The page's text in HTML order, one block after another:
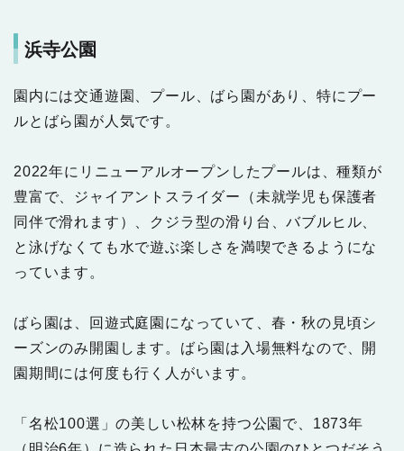
浜寺公園
園内には交通遊園、プール、ばら園があり、特にプー
ルとばら園が人気です。
2022年にリニューアルオープンしたプールは、種類が
豊富で、ジャイアントスライダー（未就学児も保護者
同伴で滑れます）、クジラ型の滑り台、バブルヒル、
と泳げなくても水で遊ぶ楽しさを満喫できるようにな
っています。
ばら園は、回遊式庭園になっていて、春・秋の見頃シ
ーズンのみ開園します。ばら園は入場無料なので、開
園期間には何度も行く人がいます。
「名松100選」の美しい松林を持つ公園で、1873年